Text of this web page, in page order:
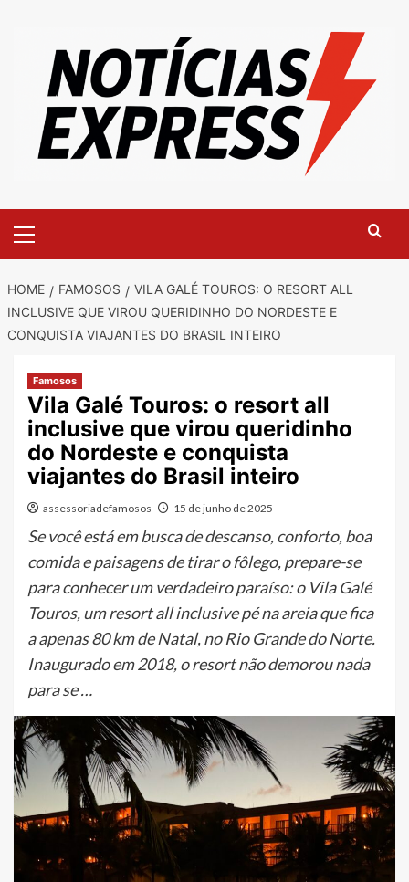
Menu
HOME FAMOSOS
VILA GALÉ TOUROS: O RESORT ALL
INCLUSIVE QUE VIROU QUERIDINHO DO NORDESTE E
CONQUISTA VIAJANTES DO BRASIL INTEIRO
Famosos
Vila Galé Touros: o resort all
inclusive que virou queridinho
do Nordeste e conquista
viajantes do Brasil inteiro
assessoriadefamosos 15 de junho de 2025
Se você está em busca de descanso, conforto, boa
comida e paisagens de tirar o fôlego, prepare-se
para conhecer um verdadeiro paraíso: o Vila Galé
Touros, um resort all inclusive pé na areia que fica
a apenas 80 km de Natal, no Rio Grande do Norte.
Inaugurado em 2018, o resort não demorou nada
para se …